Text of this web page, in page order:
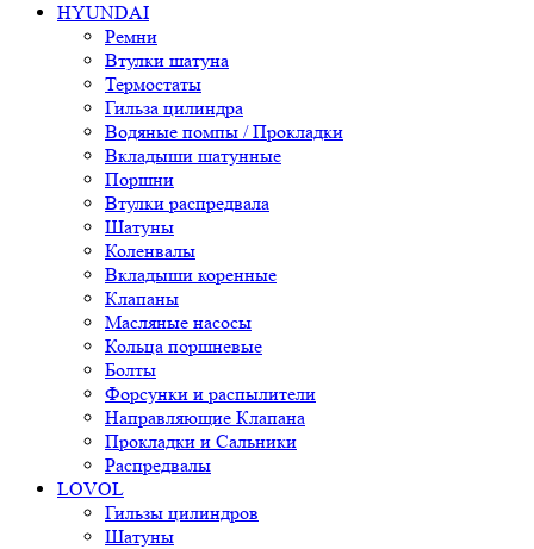
HYUNDAI
Ремни
Втулки шатуна
Термостаты
Гильза цилиндра
Водяные помпы / Прокладки
Вкладыши шатунные
Поршни
Втулки распредвала
Шатуны
Коленвалы
Вкладыши коренные
Клапаны
Масляные насосы
Кольца поршневые
Болты
Форсунки и распылители
Направляющие Клапана
Прокладки и Сальники
Распредвалы
LOVOL
Гильзы цилиндров
Шатуны